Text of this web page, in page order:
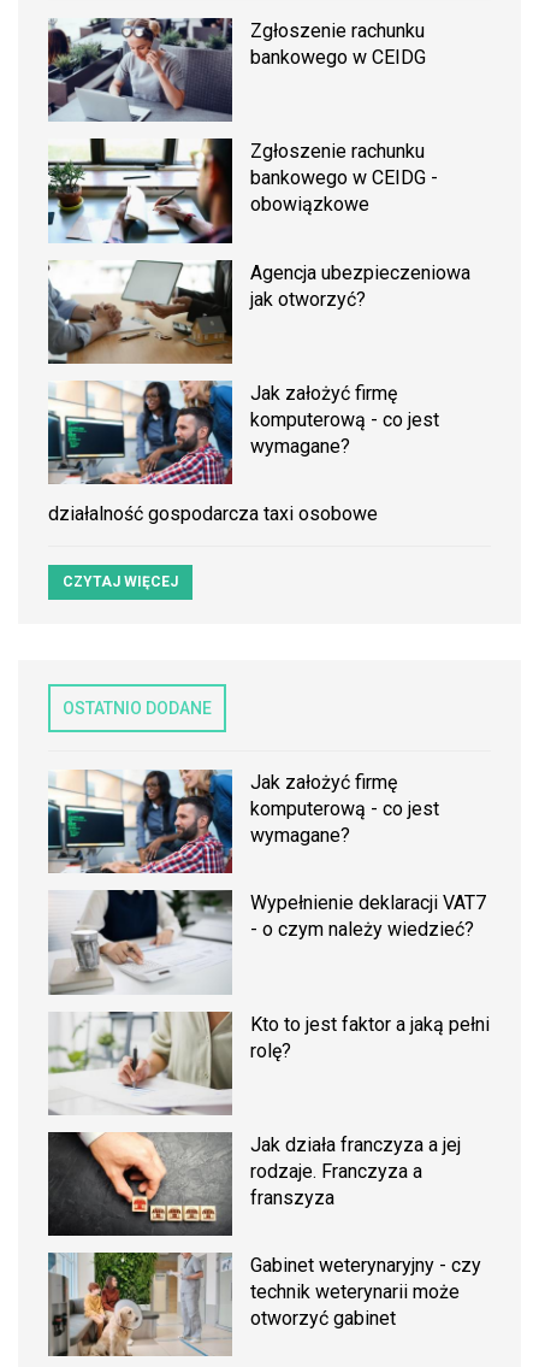
Zgłoszenie rachunku
bankowego w CEIDG
Zgłoszenie rachunku
bankowego w CEIDG -
obowiązkowe
Agencja ubezpieczeniowa
jak otworzyć?
Jak założyć firmę
komputerową - co jest
wymagane?
działalność gospodarcza taxi osobowe
CZYTAJ WIĘCEJ
OSTATNIO DODANE
Jak założyć firmę
komputerową - co jest
wymagane?
Wypełnienie deklaracji VAT7
- o czym należy wiedzieć?
Kto to jest faktor a jaką pełni
rolę?
Jak działa franczyza a jej
rodzaje. Franczyza a
franszyza
Gabinet weterynaryjny - czy
technik weterynarii może
otworzyć gabinet